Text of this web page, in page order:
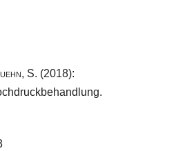
S. (2018):